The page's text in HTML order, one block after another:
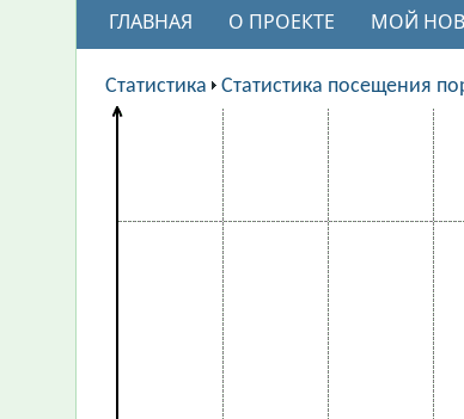
ГЛАВНАЯ О ПРОЕКТЕ МОЙ
Статистика Статистика посещения